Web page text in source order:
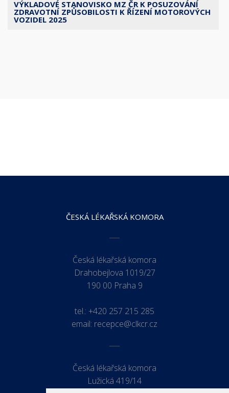
VÝKLADOVÉ STANOVISKO MZ ČR K POSUZOVÁNÍ
ZDRAVOTNÍ ZPŮSOBILOSTI K ŘÍZENÍ MOTOROVÝCH
VOZIDEL 2025
ČESKÁ LÉKAŘSKÁ KOMORA
Česká lékařská komora
Drahobejlova 1019/27
190 00 Praha 9
tel.: +420 257 215 285
email: recepce@clkcr.cz
Česká lékařská komora
Lužická 419/14